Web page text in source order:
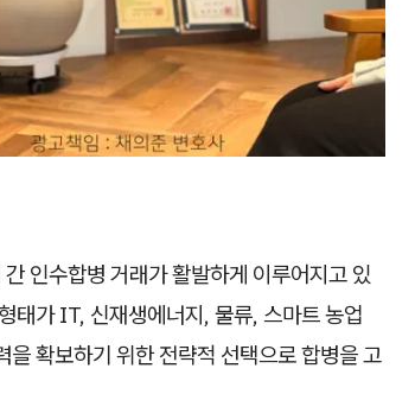
인수합병 거래가 활발하게 이루어지고 있
태가 IT, 신재생에너지, 물류, 스마트 농업
확보하기 위한 전략적 선택으로 합병을 고